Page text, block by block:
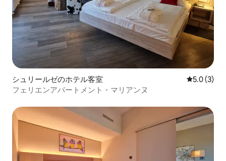
シュリールゼのホテル客室 レビュー3
5.0 (3)
フェリエンアパートメント・マリアンヌ